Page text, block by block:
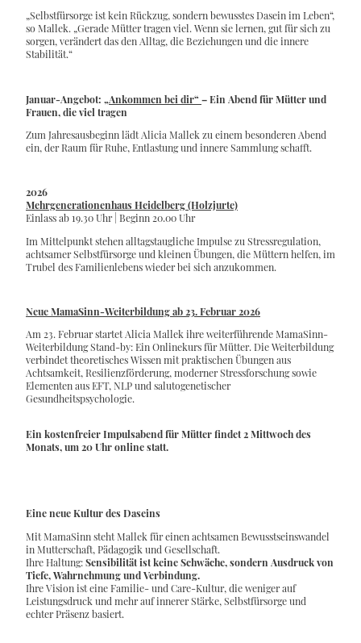
„Selbstfürsorge ist kein Rückzug, sondern bewusstes Dasein im Leben“,
so Mallek. „Gerade Mütter tragen viel. Wenn sie lernen, gut für sich zu
sorgen, verändert das den Alltag, die Beziehungen und die innere
Stabilität.“
Januar-Angebot: „Ankommen bei dir“ – Ein Abend für Mütter und
Frauen, die viel tragen
Zum Jahresausbeginn lädt Alicia Mallek zu einem besonderen Abend
ein, der Raum für Ruhe, Entlastung und innere Sammlung schafft.
2026
Mehrgenerationenhaus Heidelberg (Holzjurte)
Einlass ab 19.30 Uhr | Beginn 20.00 Uhr
Im Mittelpunkt stehen alltagstaugliche Impulse zu Stressregulation,
achtsamer Selbstfürsorge und kleinen Übungen, die Müttern helfen, im
Trubel des Familienlebens wieder bei sich anzukommen.
Neue MamaSinn-Weiterbildung ab 23. Februar 2026
Am 23. Februar startet Alicia Mallek ihre weiterführende MamaSinn-
Weiterbildung Stand-by: Ein Onlinekurs für Mütter. Die Weiterbildung
verbindet theoretisches Wissen mit praktischen Übungen aus
Achtsamkeit, Resilienzförderung, moderner Stressforschung sowie
Elementen aus EFT, NLP und salutogenetischer
Gesundheitspsychologie.
Ein kostenfreier Impulsabend für Mütter findet 2 Mittwoch des
Monats, um 20 Uhr online statt.
Eine neue Kultur des Daseins
Mit MamaSinn steht Mallek für einen achtsamen Bewusstseinswandel
in Mutterschaft, Pädagogik und Gesellschaft.
Ihre Haltung:Sensibilität ist keine Schwäche, sondern Ausdruck von
Tiefe, Wahrnehmung und Verbindung.
Ihre Vision ist eine Familie- und Care-Kultur, die weniger auf
Leistungsdruck und mehr auf innerer Stärke, Selbstfürsorge und
echter Präsenz basiert.